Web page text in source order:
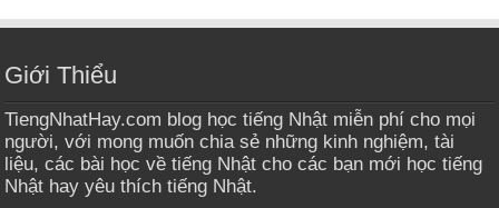
Giới Thiểu
TiengNhatHay.com blog học tiếng Nhật miễn phí cho mọi
người, với mong muốn chia sẻ những kinh nghiệm, tài
liệu, các bài học về tiếng Nhật cho các bạn mới học tiếng
Nhật hay yêu thích tiếng Nhật.